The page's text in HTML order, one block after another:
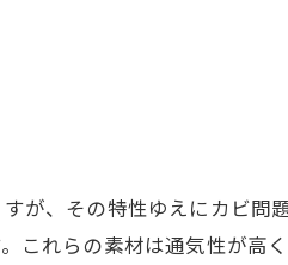
が、その特性ゆえにカビ問
これらの素材は通気性が高